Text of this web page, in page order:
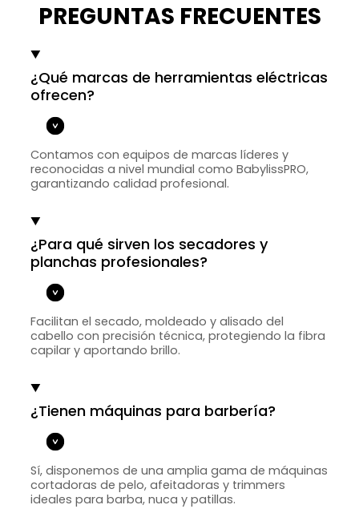
PREGUNTAS FRECUENTES
¿Qué marcas de herramientas eléctricas
ofrecen?
Contamos con equipos de marcas líderes y
reconocidas a nivel mundial como BabylissPRO,
garantizando calidad profesional.
¿Para qué sirven los secadores y
planchas profesionales?
Facilitan el secado, moldeado y alisado del
cabello con precisión técnica, protegiendo la fibra
capilar y aportando brillo.
¿Tienen máquinas para barbería?
Sí, disponemos de una amplia gama de máquinas
cortadoras de pelo, afeitadoras y trimmers
ideales para barba, nuca y patillas.